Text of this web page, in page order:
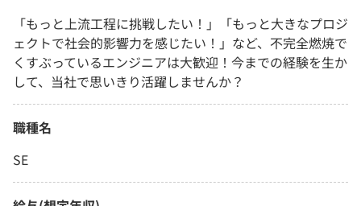
「もっと上流工程に挑戦したい！」「もっと大きなプロジ
ェクトで社会的影響力を感じたい！」など、不完全燃焼で
くすぶっているエンジニアは大歓迎！今までの経験を生か
して、当社で思いきり活躍しませんか？
職種名
SE